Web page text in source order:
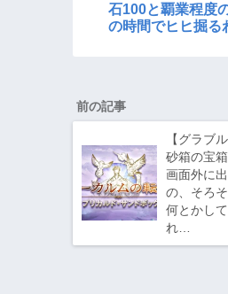
石100と覇業程度
の時間でヒヒ掘る
前の記事
【グラブル
砂箱の宝
画面外に
の、そろ
何とかして
れ…